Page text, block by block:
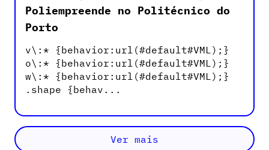
Poliempreende no Politécnico do
Porto
v\:* {behavior:url(#default#VML);}
o\:* {behavior:url(#default#VML);}
w\:* {behavior:url(#default#VML);}
.shape {behav...
Ver mais